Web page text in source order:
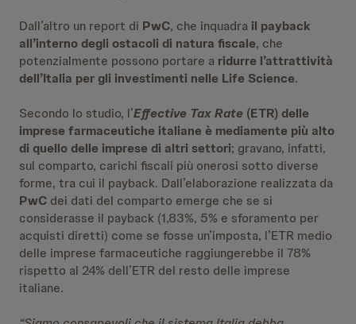
Dall’altro un report di PwC, che inquadra il payback
all’interno degli ostacoli di natura fiscale, che
potenzialmente possono portare a ridurre l’attrattività
dell’Italia per gli investimenti nelle Life Science.
Secondo lo studio, l’Effective Tax Rate (ETR) delle
imprese farmaceutiche italiane è mediamente più alto
di quello delle imprese di altri settori; gravano, infatti,
sul comparto, carichi fiscali più onerosi sotto diverse
forme, tra cui il payback. Dall’elaborazione realizzata da
PwC dei dati del comparto emerge che se si
considerasse il payback (1,83%, 5% e sforamento per
acquisti diretti) come se fosse un’imposta, l’ETR medio
delle imprese farmaceutiche raggiungerebbe il 78%
rispetto al 24% dell’ETR del resto delle imprese
italiane.